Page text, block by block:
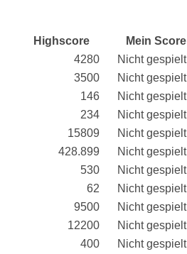
Highscore Mein Score
4280 Nicht gespielt
3500 Nicht gespielt
146 Nicht gespielt
234 Nicht gespielt
15809 Nicht gespielt
428.899 Nicht gespielt
530 Nicht gespielt
62 Nicht gespielt
9500 Nicht gespielt
12200 Nicht gespielt
400 Nicht gespielt